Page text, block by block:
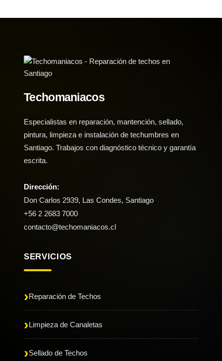
Techomaniacos
Especialistas en reparación, mantención, sellado,
pintura, limpieza e instalación de techumbres en
Santiago. Trabajos con diagnóstico técnico y garantía
escrita.
Dirección:
Don Carlos 2939, Las Condes, Santiago
+56 2 2683 7000
contacto@techomaniacos.cl
SERVICIOS
Reparación de Techos
Limpieza de Canaletas
Sellado de Techos